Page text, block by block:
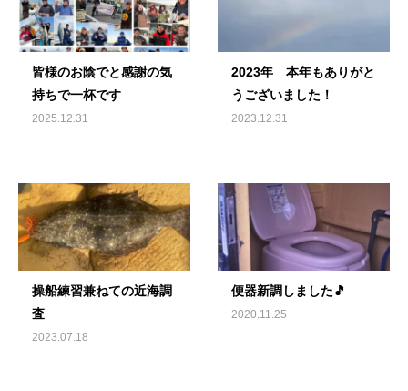
皆様のお陰でと感謝の気
持ちで一杯です
2025.12.31
2023年 本年もありがと
うございました！
2023.12.31
操船練習兼ねての近海調
査
2023.07.18
便器新調しました🎵
2020.11.25